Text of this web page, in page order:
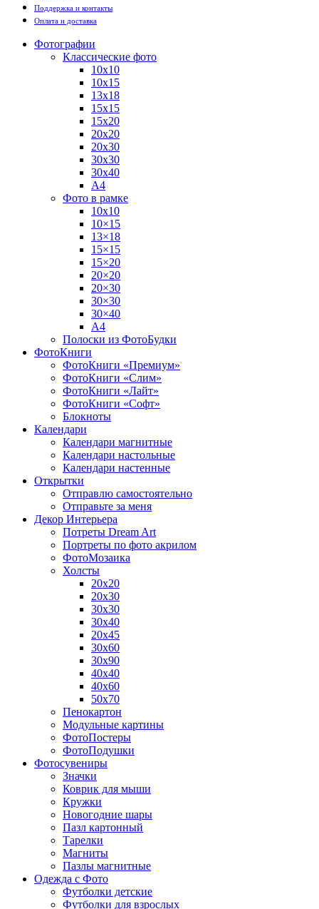
Поддержка и контакты
Оплата и доставка
Фотографии
Классические фото
10х10
10х15
13х18
15х15
15х20
20х20
20х30
30х30
30х40
А4
Фото в рамке
10х10
10×15
13×18
15×15
15×20
20×20
20×30
30×30
30×40
A4
Полоски из ФотоБудки
ФотоКниги
ФотоКниги «Премиум»
ФотоКниги «Слим»
ФотоКниги «Лайт»
ФотоКниги «Софт»
Блокноты
Календари
Календари магнитные
Календари настольные
Календари настенные
Открытки
Отправлю самостоятельно
Отправьте за меня
Декор Интерьера
Потреты Dream Art
Портреты по фото акрилом
ФотоМозаика
Холсты
20х20
20х30
30х30
30х40
20х45
30х60
30х90
40х40
40х60
50х70
Пенокартон
Модульные картины
ФотоПостеры
ФотоПодушки
Фотоcувениры
Значки
Коврик для мыши
Кружки
Новогодние шары
Пазл картонный
Тарелки
Магниты
Пазлы магнитные
Одежда с Фото
Футболки детские
Футболки для взрослых